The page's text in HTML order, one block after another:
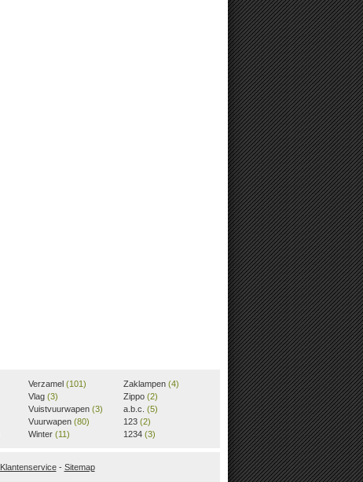
Verzamel (101)
Vlag (3)
Vuistvuurwapen (3)
Vuurwapen (80)
Winter (11)
Zaklampen (4)
Zippo (2)
a.b.c. (5)
123 (2)
1234 (3)
Klantenservice- Sitemap